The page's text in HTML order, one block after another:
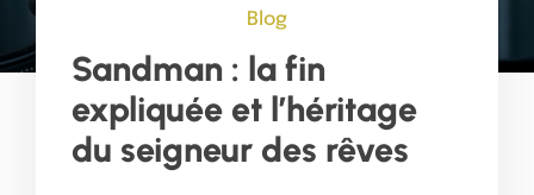
Blog
Sandman : la fin
expliquée et l’héritage
du seigneur des rêves